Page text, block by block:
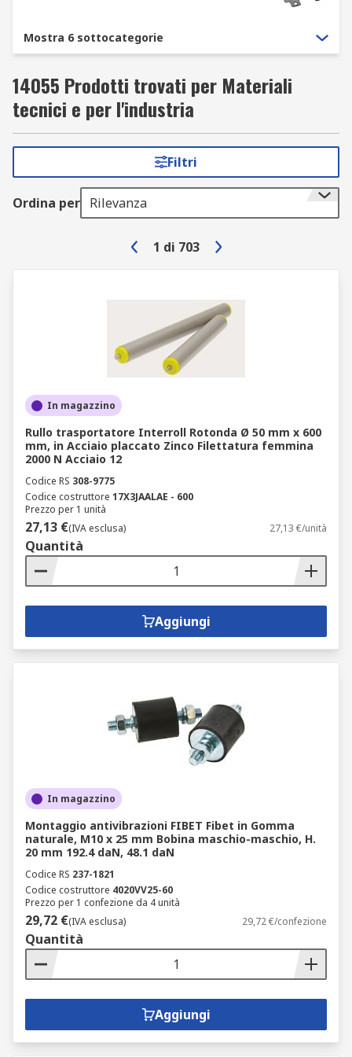
Mostra 6 sottocategorie
14055 Prodotti trovati per Materiali
tecnici e per l'industria
Filtri
Ordina per Rilevanza
1 di 703
In magazzino
Rullo trasportatore Interroll Rotonda Ø 50 mm x 600
mm, in Acciaio placcato Zinco Filettatura femmina
2000 N Acciaio 12
Codice RS 308-9775
Codice costruttore 17X3JAALAE - 600
Prezzo per 1 unità
27,13 €(IVA esclusa) 27,13 €/unità
Quantità
Aggiungi
In magazzino
Montaggio antivibrazioni FIBET Fibet in Gomma
naturale, M10 x 25 mm Bobina maschio-maschio, H.
20 mm 192.4 daN, 48.1 daN
Codice RS 237-1821
Codice costruttore 4020VV25-60
Prezzo per 1 confezione da 4 unità
29,72 €(IVA esclusa) 29,72 €/confezione
Quantità
Aggiungi